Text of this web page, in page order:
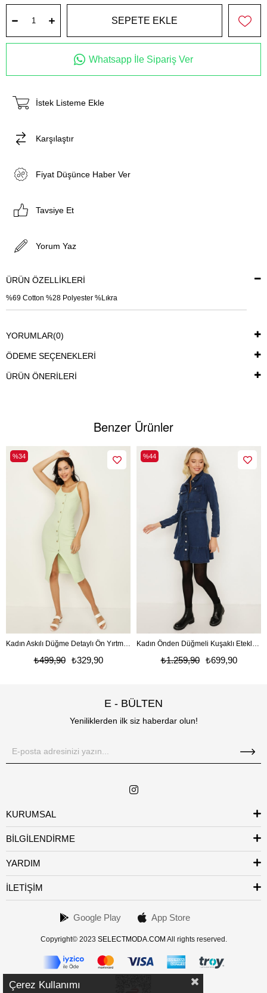
Whatsapp İle Sipariş Ver
İstek Listeme Ekle
Karşılaştır
Fiyat Düşünce Haber Ver
Tavsiye Et
Yorum Yaz
ÜRÜN ÖZELLIKLERI
%69 Cotton %28 Polyester %Lıkra
YORUMLAR(0)
ÖDEME SEÇENEKLERI
ÜRÜN ÖNERILERI
Benzer Ürünler
₺329,90
₺499,90
%34
₺699,90
₺1.259,90
%44
E - BÜLTEN
Yeniliklerden ilk siz haberdar olun!
KURUMSAL
BİLGİLENDİRME
YARDIM
İLETİŞİM
Google Play App Store
Copyright© 2023 SELECTMODA.COM All rights reserved.
Çerez Kullanımı